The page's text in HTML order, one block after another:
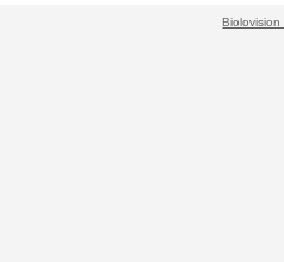
Biolovision